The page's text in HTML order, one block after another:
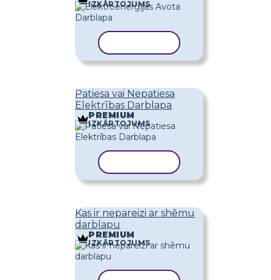
IZKĀRTOJUMS
Patiesa vai Nepatiesa
Elektrības Darblapa
PREMIUM
IZKĀRTOJUMS
Kas ir nepareizi ar shēmu
darblapu
PREMIUM
IZKĀRTOJUMS